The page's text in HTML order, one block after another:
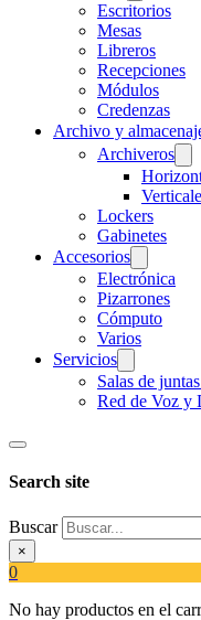
Escritorios
Mesas
Libreros
Recepciones
Módulos
Credenzas
Archivo y
Archiveros
Lockers
Gabinetes
Accesorios
Electrónica
Pizarrones
Cómputo
Varios
Servicios
Salas de
Red de Voz y
Search site
Buscar
×
0
No hay productos en el